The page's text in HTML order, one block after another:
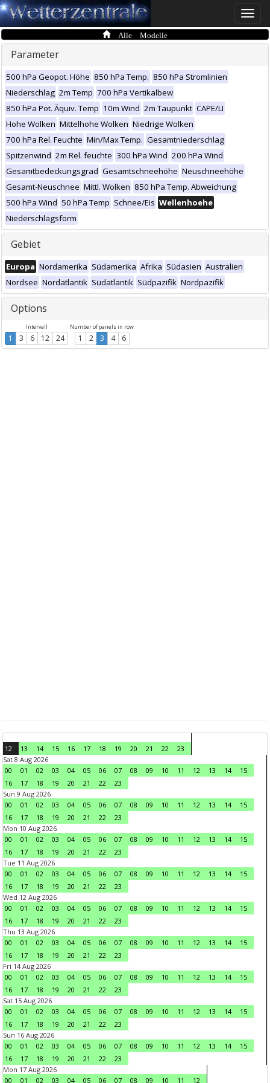
Toggle
Alle Modelle
Parameter
500 hPa Geopot. Höhe 850 hPa Temp. 850 hPa Stromlinien
Niederschlag 2m Temp 700 hPa Vertikalbew
850 hPa Pot. Äquiv. Temp 10m Wind 2m Taupunkt CAPE/LI
Hohe Wolken Mittelhohe Wolken Niedrige Wolken
700 hPa Rel. Feuchte Min/Max Temp. Gesamtniederschlag
Spitzenwind 2m Rel. feuchte 300 hPa Wind 200 hPa Wind
Gesamtbedeckungsgrad Gesamtschneehöhe Neuschneehöhe
Gesamt-Neuschnee Mittl. Wolken 850 hPa Temp. Abweichung
500 hPa Wind 50 hPa Temp Schnee/Eis Wellenhoehe
Niederschlagsform
Gebiet
Europa Nordamerika Südamerika Afrika Südasien Australien
Nordsee Nordatlantik Südatlantik Südpazifik Nordpazifik
Options
Intervall
1 3 6 12 24
Number of panels in row
1 2 3 4 6
12 13 14 15 16 17 18 19 20 21 22
23
Sat 8 Aug 2026
00
01 02 03 04 05 06 07 08 09 10 11 12 13 14
15
16
17 18 19 20 21 22
23
Sun 9 Aug 2026
00
01 02 03 04 05 06 07 08 09 10 11 12 13 14
15
16
17 18 19 20 21 22
23
Mon 10 Aug 2026
00
01 02 03 04 05 06 07 08 09 10 11 12 13 14
15
16
17 18 19 20 21 22
23
Tue 11 Aug 2026
00
01 02 03 04 05 06 07 08 09 10 11 12 13 14
15
16
17 18 19 20 21 22
23
Wed 12 Aug 2026
00
01 02 03 04 05 06 07 08 09 10 11 12 13 14
15
16
17 18 19 20 21 22
23
Thu 13 Aug 2026
00
01 02 03 04 05 06 07 08 09 10 11 12 13 14
15
16
17 18 19 20 21 22
23
Fri 14 Aug 2026
00
01 02 03 04 05 06 07 08 09 10 11 12 13 14
15
16
17 18 19 20 21 22
23
Sat 15 Aug 2026
00
01 02 03 04 05 06 07 08 09 10 11 12 13 14
15
16
17 18 19 20 21 22
23
Sun 16 Aug 2026
00
01 02 03 04 05 06 07 08 09 10 11 12 13 14
15
16
17 18 19 20 21 22
23
Mon 17 Aug 2026
00
01 02 03 04 05 06 07 08 09 10 11 12